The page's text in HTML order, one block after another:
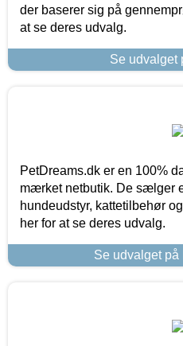
der baserer sig på
at se deres udvalg.
Se udvalget
PetDreams.dk er en 100%
mærket netbutik. De sælger
hundeudstyr, kattetilbehør
her for at se deres udvalg.
Se udvalget på